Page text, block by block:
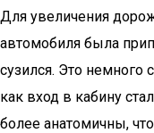
Для увеличения
автомобиля была
сузился. Это немного
как вход в кабину
более анатомичны,